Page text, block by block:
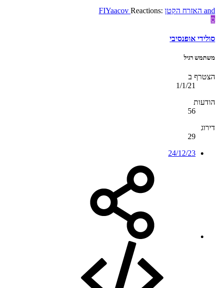
Reactions: האזרח הקטן and
FIYaacov
ס
סולידי אופנסיבי
משתמש רגיל
הצטרף ב
1/1/21
הודעות
56
דירוג
29
24/12/23